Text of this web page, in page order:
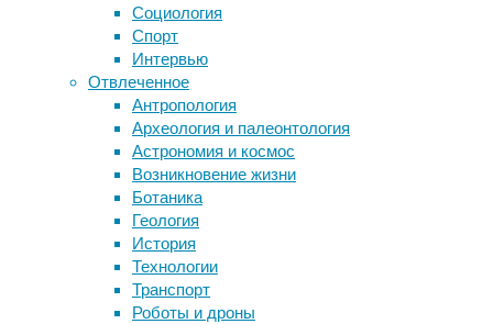
Социология
Спорт
Интервью
Отвлеченное
Антропология
Археология и палеонтология
Астрономия и космос
Возникновение жизни
Ботаника
Геология
История
Технологии
Транспорт
Роботы и дроны
статье
журнале
Nature
Ecology
Evolution.
Метки
ДНК бактерии биология
биотехнология вирусы
генетика дети
здоровье
инструменты и методы
исследования